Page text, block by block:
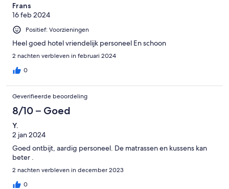
Frans
16 feb 2024
Positief: Voorzieningen
Heel goed hotel vriendelijk personeel En schoon
2 nachten verbleven in februari 2024
0
Geverifieerde beoordeling
8/10 – Goed
Y.
2 jan 2024
Goed ontbijt, aardig personeel. De matrassen en kussens kan
beter .
2 nachten verbleven in december 2023
0